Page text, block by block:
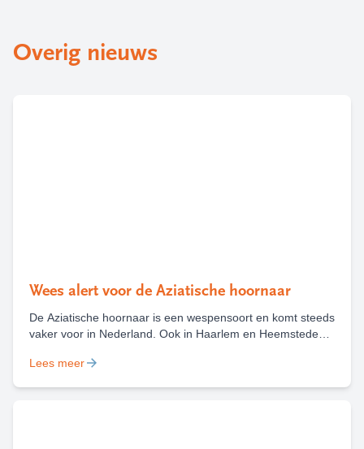
Overig nieuws
Wees alert voor de Aziatische hoornaar
De Aziatische hoornaar is een wespensoort en komt steeds
vaker voor in Nederland. Ook in Haarlem en Heemstede
gevonden en weggehaald. Het is belangrijk om een nest
Lees meer